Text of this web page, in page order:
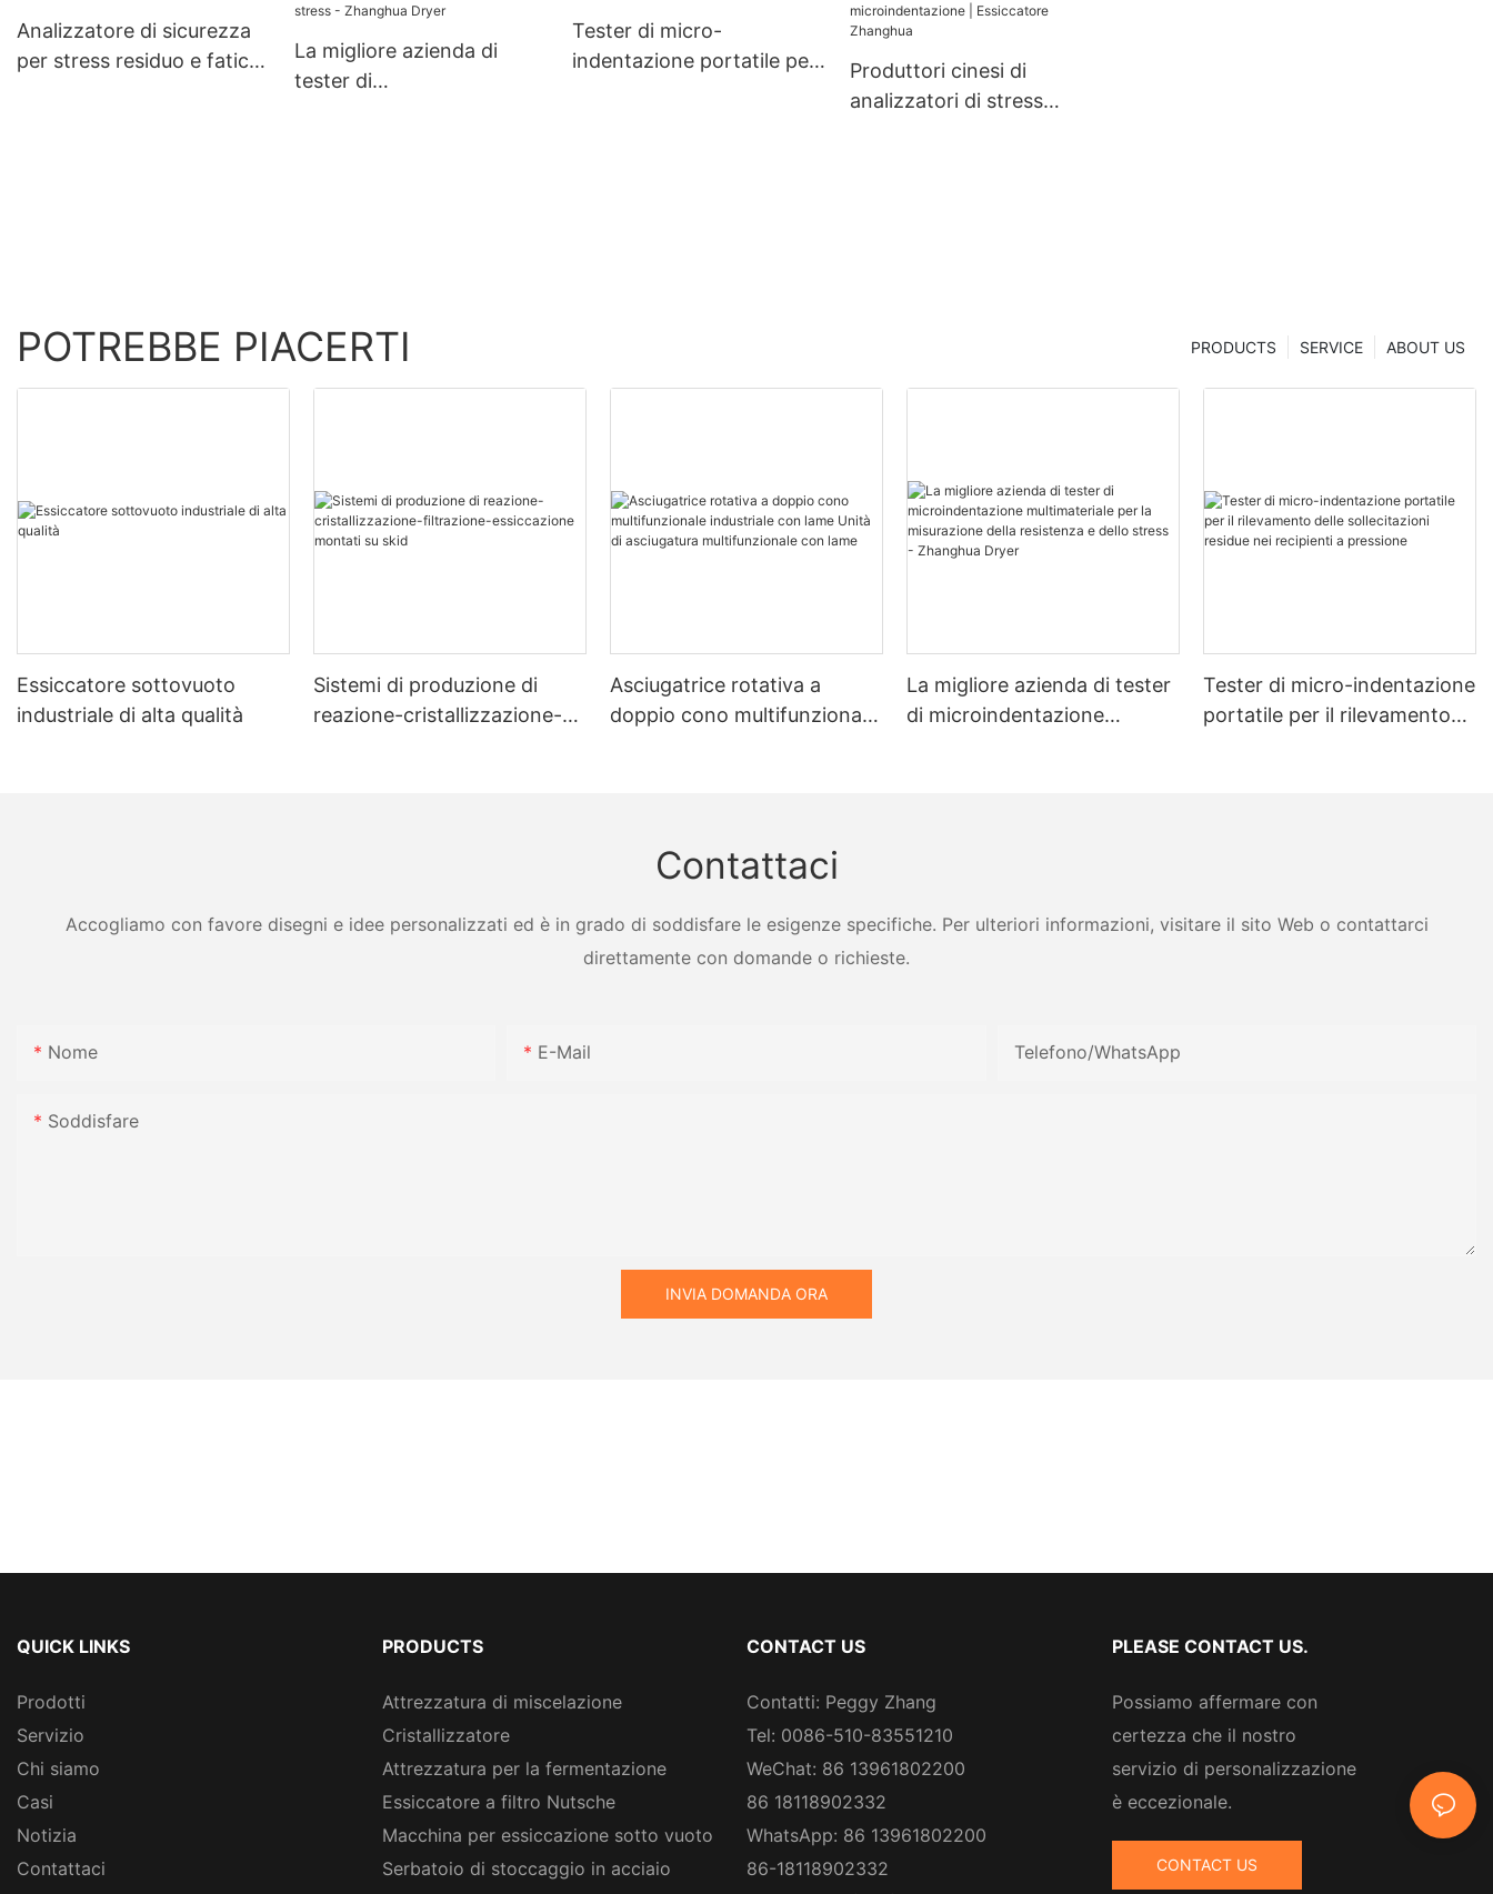
Dryer
Analizzatore di sicurezza
per stress residuo e fatica
La migliore azienda di
tester di
Tester di micro-
indentazione portatile per
Produttori cinesi di
analizzatori di stress
POTREBBE PIACERTI ABOUT US
SERVICE
PRODUCTS
Essiccatore sottovuoto
industriale di alta qualità
Sistemi di produzione di
reazione-cristallizzazione-
Asciugatrice rotativa a
doppio cono multifunzionale
La migliore azienda di tester
di microindentazione
Tester di micro-indentazione
portatile per il rilevamento
Contattaci
Accogliamo con favore disegni e idee personalizzati ed è in grado di soddisfare le esigenze specifiche. Per ulteriori informazioni, visitare il sito Web o contattarci
direttamente con domande o richieste.
Nome E-Mail Telefono/WhatsApp
Soddisfare
INVIA DOMANDA ORA
QUICK LINKS
Prodotti
Servizio
Chi siamo
Casi
Notizia
Contattaci
PRODUCTS
Attrezzatura di miscelazione
Cristallizzatore
Attrezzatura per la fermentazione
Essiccatore a filtro Nutsche
Macchina per essiccazione sotto vuoto
Serbatoio di stoccaggio in acciaio
CONTACT US
Contatti: Peggy Zhang
Tel: 0086-510-83551210
WeChat: 86 13961802200
86 18118902332
WhatsApp: 86 13961802200
86-18118902332
PLEASE CONTACT US.
Possiamo affermare con
certezza che il nostro
servizio di personalizzazione
è eccezionale.
CONTACT US